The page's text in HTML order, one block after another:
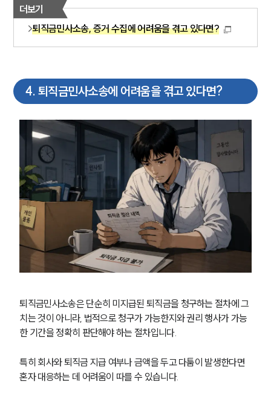
업무사례
사례분석/최신동향
법률정보
법률지식인
업무분야
민사그룹 업무
전체
구성원 소개
손해배상 · 민사전문변호사
소식/자료
언론보도
공지사항
법률서식
뉴스레터/브로슈어
세미나
더보기
퇴직금민사소송, 증거 수집에 어려움을 겪고 있다면?
4. 퇴직금민사소송에 어려움을 겪고 있다면?
퇴직금민사소송은 단순히 미지급된 퇴직금을 청구하는 절차에 그
치는 것이 아니라, 법적으로 청구가 가능한지와 권리 행사가 가능
한 기간을 정확히 판단해야 하는 절차입니다.
특히 회사와 퇴직금 지급 여부나 금액을 두고 다툼이 발생한다면
혼자 대응하는 데 어려움이 따를 수 있습니다.